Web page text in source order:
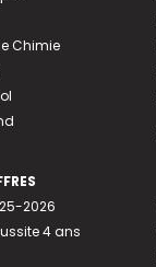
Chimie
2026
4 ans